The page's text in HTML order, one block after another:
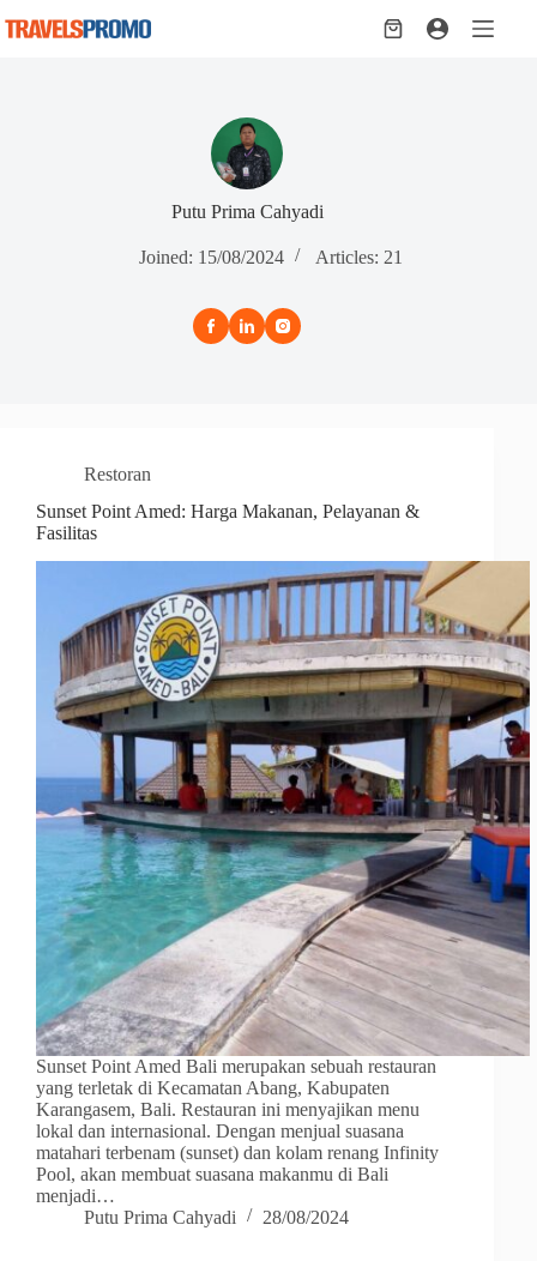
Shopping
Putu Prima Cahyadi
Joined: 15/08/2024 Articles: 21
Restoran
Sunset Point Amed: Harga Makanan, Pelayanan &
Fasilitas
Sunset Point Amed Bali merupakan sebuah restauran
yang terletak di Kecamatan Abang, Kabupaten
Karangasem, Bali. Restauran ini menyajikan menu
lokal dan internasional. Dengan menjual suasana
matahari terbenam (sunset) dan kolam renang Infinity
Pool, akan membuat suasana makanmu di Bali
menjadi…
Putu Prima Cahyadi
28/08/2024